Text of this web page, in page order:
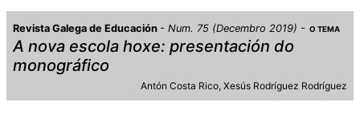
Revista Galega de Educación Num. 75 (Decembro 2019) O TEMA
A nova escola hoxe: presentación do
monográfico
Antón Costa Rico Xesús Rodríguez Rodríguez